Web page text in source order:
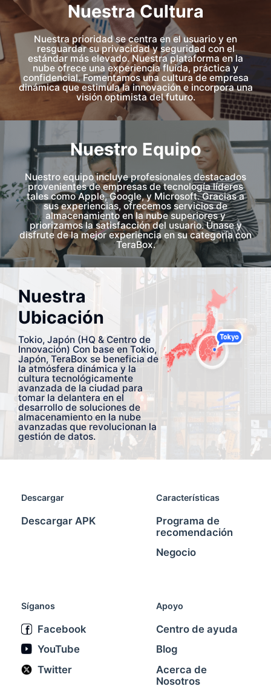
Nuestra Cultura
Nuestra prioridad se centra en el usuario y en
resguardar su privacidad y seguridad con el
estándar más elevado. Nuestra plataforma en la
nube ofrece una experiencia fluida, práctica y
confidencial. Fomentamos una cultura de empresa
dinámica que estimula la innovación e incorpora una
visión optimista del futuro.
Nuestro Equipo
Nuestro equipo incluye profesionales destacados
provenientes de empresas de tecnología líderes
tales como Apple, Google, y Microsoft. Gracias a
sus experiencias, ofrecemos servicios de
almacenamiento en la nube superiores y
priorizamos la satisfacción del usuario. Únase y
disfrute de la mejor experiencia en su categoría con
TeraBox.
Nuestra
Ubicación
Tokio, Japón (HQ & Centro de
Innovación) Con base en Tokio,
Japón, TeraBox se beneficia de
la atmósfera dinámica y la
cultura tecnológicamente
avanzada de la ciudad para
tomar la delantera en el
desarrollo de soluciones de
almacenamiento en la nube
avanzadas que revolucionan la
gestión de datos.
Descargar
Descargar APK
Características
Programa de
recomendación
Negocio
Síganos
Facebook
YouTube
Twitter
Apoyo
Centro de ayuda
Blog
Acerca de
Nosotros